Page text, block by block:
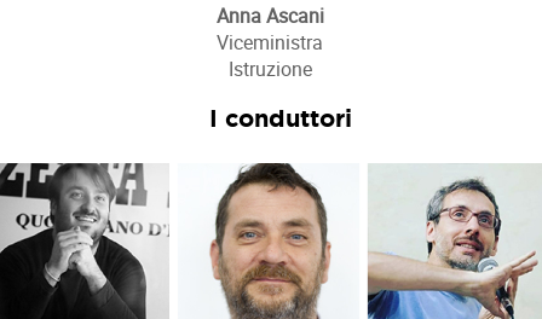
Anna Ascani
Viceministra
Istruzione
I conduttori